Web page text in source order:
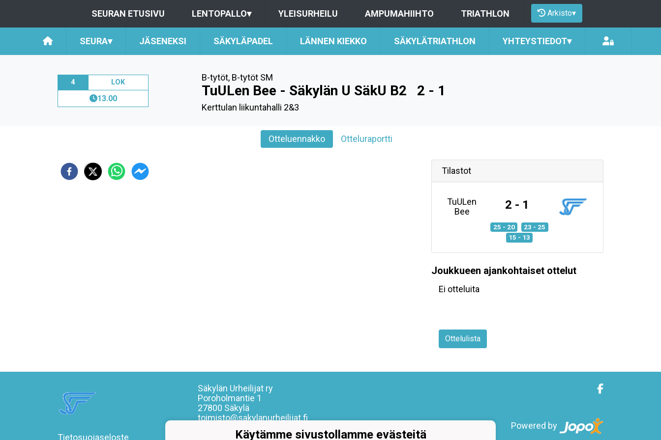
SEURAN ETUSIVU LENTOPALLO▾ YLEISURHEILU AMPUMAHIIHTO TRIATHLON Arkisto▾
SEURA▾ JÄSENEKSI SÄKYLÄPADEL LÄNNEN KIEKKO SÄKYLÄTRIATHLON YHTEYSTIEDOT▾
4 LOK
13.00
B-tytöt, B-tytöt SM
TuULen Bee - Säkylän U SäkU B2 2 - 1
Kerttulan liikuntahalli 2&3
Otteluennakko Otteluraportti
Tilastot
TuULen
Bee
2 - 1
25 - 20
23 - 25
15 - 13
Joukkueen ajankohtaiset ottelut
Ei otteluita
Ottelulista
Tietosuojaseloste
Säkylän Urheilijat ry
Poroholmantie 1
27800 Säkylä
toimisto@sakylanurheilijat.fi
Powered by
Käytämme sivustollamme evästeitä